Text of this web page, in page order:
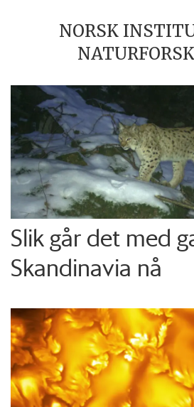
NORSK
Slik går det med
Skandinavia nå